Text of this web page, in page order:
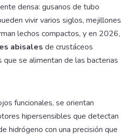
densa: gusanos de tubo
vivir varios siglos, mejillones
lechos compactos, y en 2026,
abisales de crustáceos
se alimentan de las bacterias
funcionales, se orientan
hipersensibles que detectan
hidrógeno con una precisión que